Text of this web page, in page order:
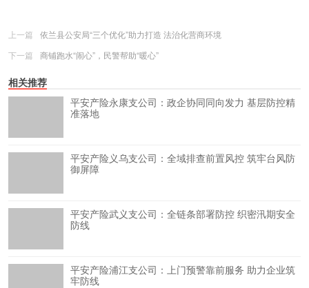
上一篇
依兰县公安局“三个优化”助力打造 法治化营商环境
下一篇
商铺跑水“闹心”，民警帮助“暖心”
相关推荐
平安产险永康支公司：政企协同同向发力 基层防控精
准落地
平安产险义乌支公司：全域排查前置风控 筑牢台风防
御屏障
平安产险武义支公司：全链条部署防控 织密汛期安全
防线
平安产险浦江支公司：上门预警靠前服务 助力企业筑
牢防线